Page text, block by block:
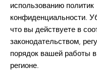
использованию политик
конфиденциальности.
что вы действуете в
законодательством,
порядок вашей работы
регионе.